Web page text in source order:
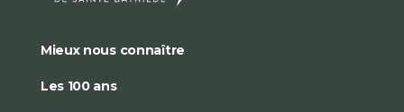
Mieux nous connaître
Les 100 ans